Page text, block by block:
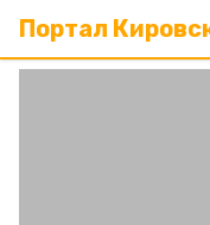
Портал